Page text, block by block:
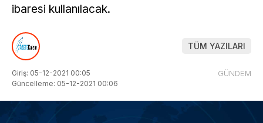
ibaresi kullanılacak.
TÜM YAZILARI
Giriş: 05-12-2021 00:05
Güncelleme: 05-12-2021 00:06
GÜNDEM